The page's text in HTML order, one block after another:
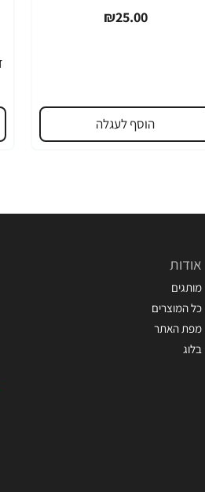
₪25.00
הוסף לעגלה
אודות
מותגים
כל המוצרים
מפת האתר
בלוג